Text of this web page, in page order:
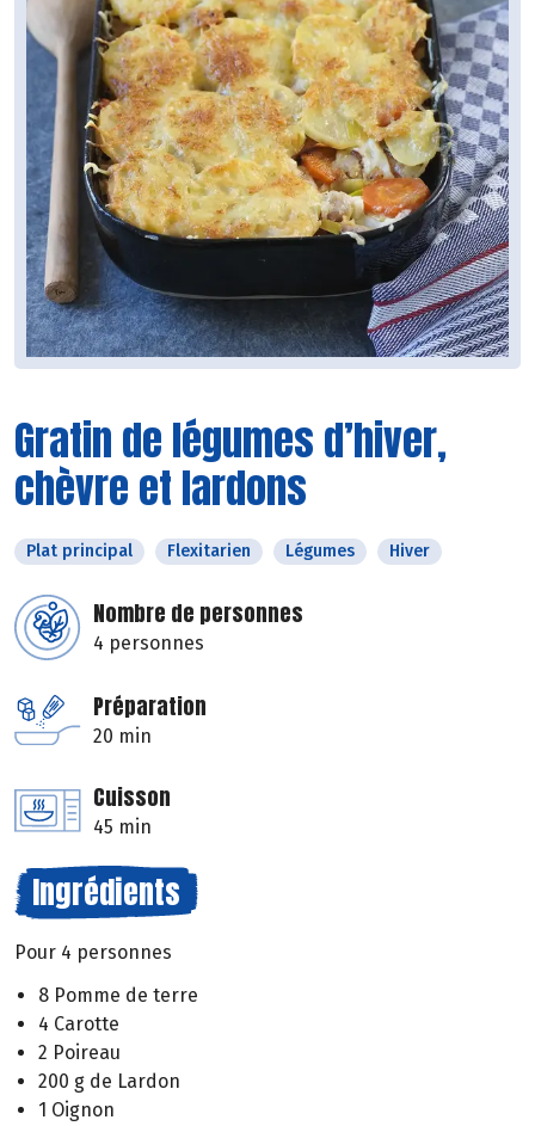
Gratin de légumes d’hiver,
chèvre et lardons
Plat principal Flexitarien Légumes Hiver
Nombre de personnes
4 personnes
Préparation
20 min
Cuisson
45 min
Ingrédients
Pour 4 personnes
8 Pomme de terre
4 Carotte
2 Poireau
200 g de Lardon
1 Oignon